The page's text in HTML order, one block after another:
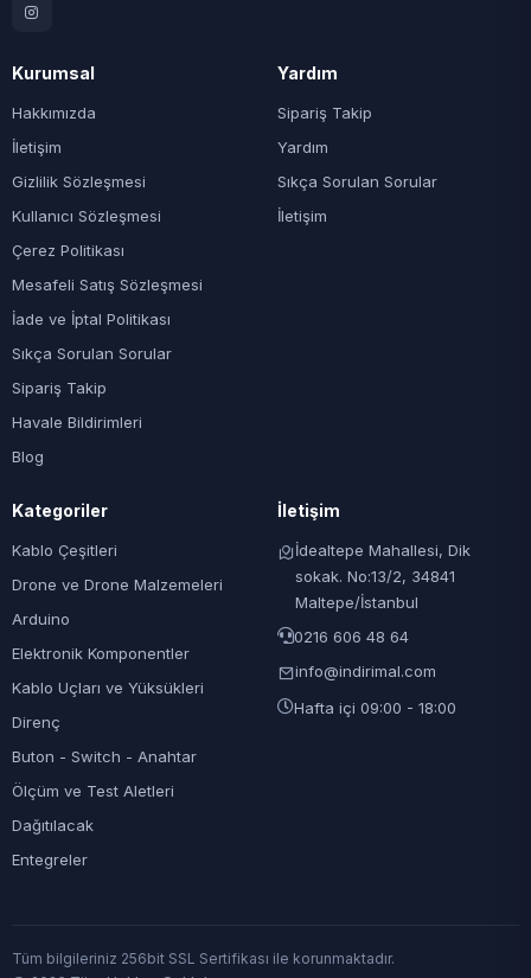
Kurumsal
Hakkımızda
İletişim
Gizlilik Sözleşmesi
Kullanıcı Sözleşmesi
Çerez Politikası
Mesafeli Satış Sözleşmesi
İade ve İptal Politikası
Sıkça Sorulan Sorular
Sipariş Takip
Havale Bildirimleri
Blog
Yardım
Sipariş Takip
Yardım
Sıkça Sorulan Sorular
İletişim
Kategoriler
Kablo Çeşitleri
Drone ve Drone Malzemeleri
Arduino
Elektronik Komponentler
Kablo Uçları ve Yüksükleri
Direnç
Buton - Switch - Anahtar
Ölçüm ve Test Aletleri
Dağıtılacak
Entegreler
İletişim
İdealtepe Mahallesi, Dik
sokak. No:13/2, 34841
Maltepe/İstanbul
0216 606 48 64
info@indirimal.com
Hafta içi 09:00 - 18:00
Tüm bilgileriniz 256bit SSL Sertifikası ile korunmaktadır.